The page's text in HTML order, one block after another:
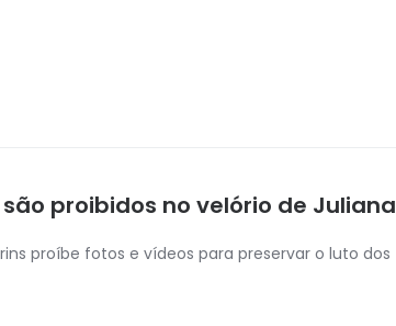
proibidos no velório de
proíbe fotos e vídeos para preservar o luto